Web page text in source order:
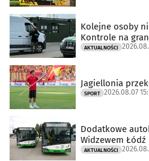
Kolejne osoby
Kontrole na
AKTUALNOŚCI
Jagiellonia
SPORT 2026.08.07
Dodatkowe
Widzewem Łódź
AKTUALNOŚCI